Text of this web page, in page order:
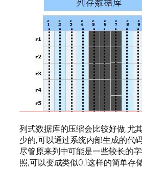
列式数据库的压缩会比较好做,尤
少的,可以通过系统内部生成的代
尽管原来列中可能是一些较长的
照,可以变成类似0,1这样的简单存